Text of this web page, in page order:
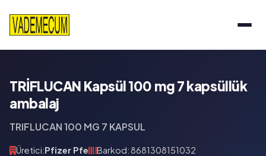
TRİFLUCAN Kapsül 100 mg 7 kapsüllük
ambalaj
TRIFLUCAN 100 MG 7 KAPSUL
Üretici:Pfizer Pfe
Barkod: 8681308151032